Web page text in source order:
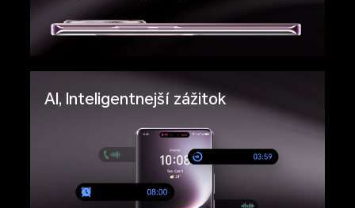
AI, Inteligentnejší zážitok